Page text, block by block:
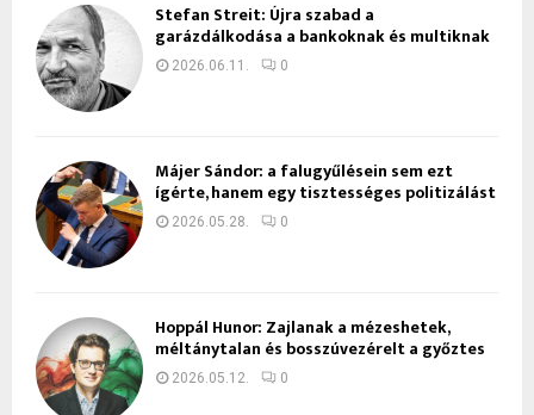
Stefan Streit: Újra szabad a
garázdálkodása a bankoknak és multiknak
2026.06.11. 0
Májer Sándor: a falugyűlésein sem ezt
ígérte, hanem egy tisztességes politizálást
2026.05.28. 0
Hoppál Hunor: Zajlanak a mézeshetek,
méltánytalan és bosszúvezérelt a győztes
2026.05.12. 0